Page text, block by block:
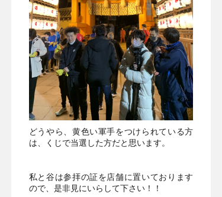
どうやら、黄色い軍手をつけられている方
は、くじで当選した方だと思います。
私と谷は参拝の証を店舗に置いております
ので、是非見にいらして下さい！！